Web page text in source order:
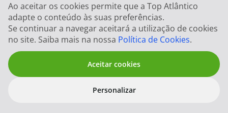
Ao aceitar os cookies permite que a Top Atlântico
adapte o conteúdo às suas preferências.
Se continuar a navegar aceitará a utilização de cookies
no site. Saiba mais na nossa Política de Cookies.
Aceitar cookies
Personalizar